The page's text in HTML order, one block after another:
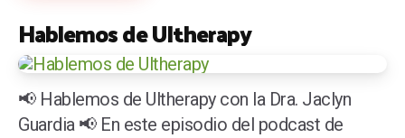
Hablemos de Ultherapy
📢 Hablemos de Ultherapy con la Dra. Jaclyn
Guardia 📢 En este episodio del podcast de